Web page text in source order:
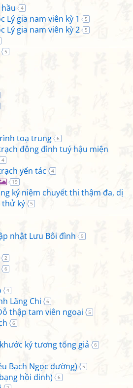
4
Lý gia nam viên kỳ 1 5
Lý gia nam viên kỳ 2 5
5
toạ trung 6
đông đình tuý hậu miện
4
yến tác 4
19
ký niệm chuyết thi thậm đa, dị
thử ký
5
nhật Lưu Bôi đình 9
2
6
4
Lãng Chi 6
thập tam viên ngoại 5
6
ký tương tống giả 6
Bạch Ngọc đường) 5
hồi đinh) 6